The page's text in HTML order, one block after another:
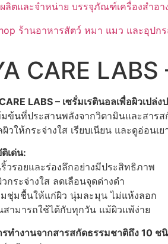
ผลิตและจำหน่าย บรรจุภัณฑ์เครื่องสำ
ร้านอาหารสัตว์ หมา แมว และอุปก
CARE
LABS – เซรั่มเรตินอลเพื่อผิวเปล่ง
มข้นที่ประสานพลังจากวิตามินและสาร
วให้กระจ่างใส เรียบเนียน และดูอ่อนเย
เด่น:
วรอยและร่องลึกอย่างมีประสิทธิภาพ
ระจ่างใส ลดเลือนจุดด่างดำ
ชุ่มชื้นให้แก่ผิว นุ่มละมุน ไม่แห้งลอก
ามารถใช้ได้กับทุกวัน แม้ผิวแพ้ง่าย
รทำงานจากสารสกัดธรรมชาติถึง 10 ช